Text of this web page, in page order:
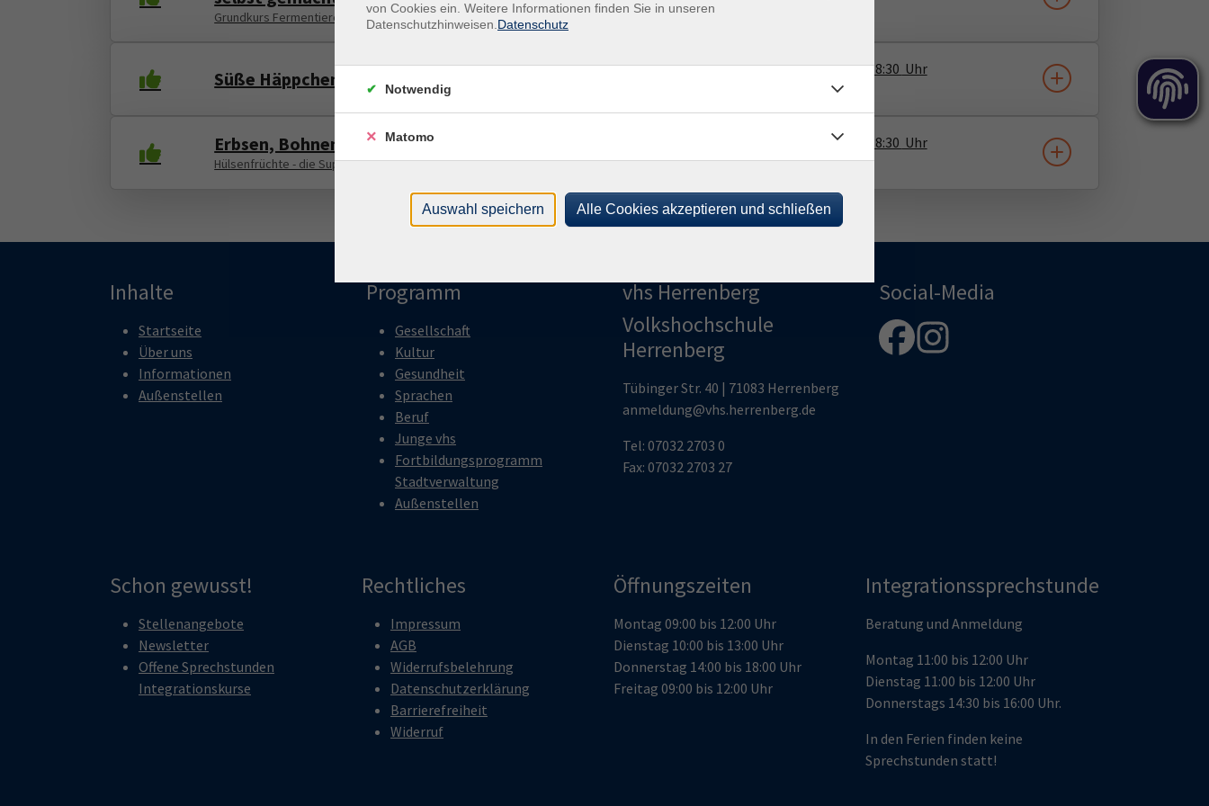
Grundkurs Fermentieren
Süße Häppchen: Energy Balls, Pralinen & Co. Mo .30.11.202618:30 Uhr
vhs Herrenberg
Erbsen, Bohnen, Linsen
Hülsenfrüchte - die Superfoods in der Küche
11.01.2027 18:30 Uhr
vhs Herrenberg
Inhalte
Startseite
Über uns
Informationen
Außenstellen
Programm
Gesellschaft
Kultur
Gesundheit
Sprachen
Beruf
Junge vhs
Fortbildungsprogramm
Stadtverwaltung
Außenstellen
vhs Herrenberg
Volkshochschule
Herrenberg
Tübinger Str. 40 | 71083 Herrenberg
anmeldung@vhs.herrenberg.de
Tel: 07032 2703 0
Fax: 07032 2703 27
Social-Media
Schon gewusst!
Stellenangebote
Newsletter
Offene Sprechstunden
Integrationskurse
Rechtliches
Impressum
AGB
Widerrufsbelehrung
Datenschutzerklärung
Barrierefreiheit
Widerruf
Öffnungszeiten
Montag 09:00 bis 12:00 Uhr
Dienstag 10:00 bis 13:00 Uhr
Donnerstag 14:00 bis 18:00 Uhr
Freitag 09:00 bis 12:00 Uhr
Integrationssprechstunde
Beratung und Anmeldung
Montag 11:00 bis 12:00 Uhr
Dienstag 11:00 bis 12:00 Uhr
Donnerstags 14:30 bis 16:00 Uhr.
In den Ferien finden keine
Sprechstunden statt!
von Cookies ein. Weitere Informationen finden Sie in unseren
Datenschutzhinweisen. Datenschutz
Notwendig
Matomo
Auswahl speichern Alle Cookies akzeptieren und schließen